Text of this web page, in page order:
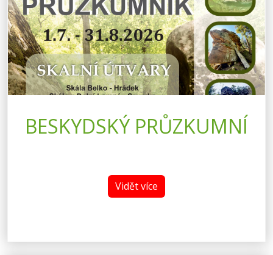
BESKYDSKÝ PRŮZKUMNÍ
Vidět více